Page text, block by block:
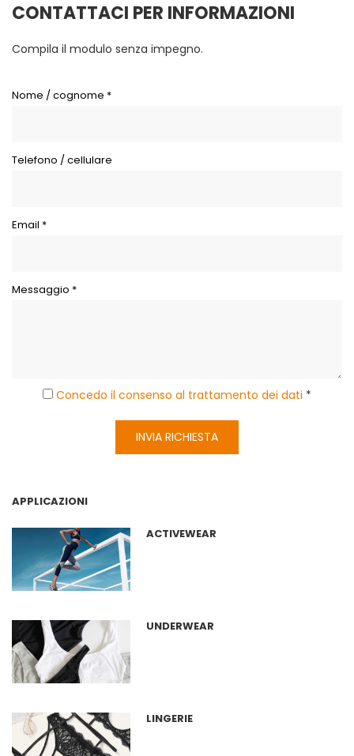
CONTATTACI PER INFORMAZIONI
Compila il modulo senza impegno.
Nome / cognome *
Telefono / cellulare
Email *
Messaggio *
Concedo il consenso al trattamento dei dati *
INVIA RICHIESTA
APPLICAZIONI
ACTIVEWEAR
UNDERWEAR
LINGERIE